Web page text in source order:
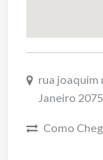
rua joaquim
Janeiro
Como